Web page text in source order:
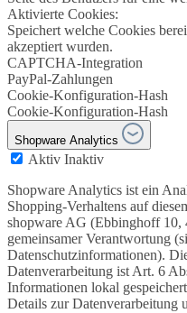
Aktivierte Cookies:
Speichert welche Cookies
akzeptiert wurden.
CAPTCHA-Integration
PayPal-Zahlungen
Cookie-Konfiguration-Hash
Cookie-Konfiguration-Hash
Shopware Analytics
Aktiv Inaktiv
Shopware Analytics ist ein
Shopping-Verhaltens auf
shopware AG (Ebbinghoff 10,
gemeinsamer Verantwortung
Datenschutzinformationen).
Datenverarbeitung ist Art. 6
Informationen lokal
Details zur Datenverarbeitung